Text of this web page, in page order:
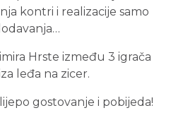
kontri i realizacije samo
Hrste između 3 igrača
leđa na zicer.
gostovanje i pobijeda!